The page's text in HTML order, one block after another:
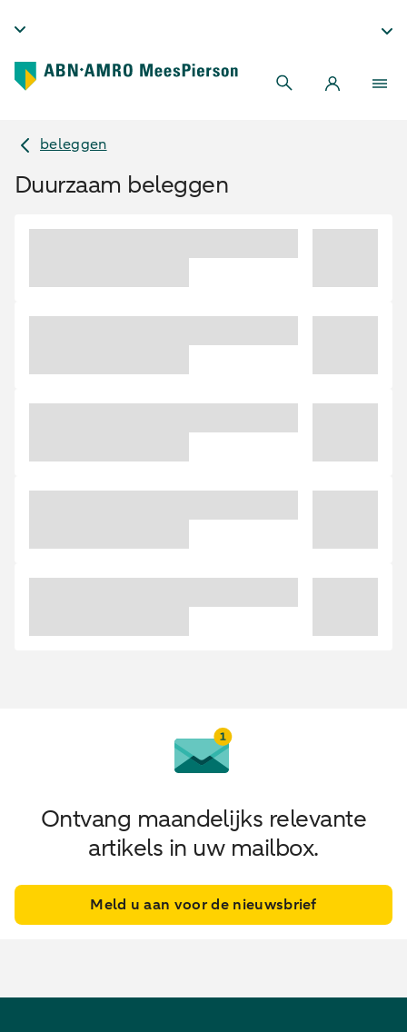
beleggen
Duurzaam beleggen
Ontvang maandelijks relevante
artikels in uw mailbox.
Meld u aan voor de nieuwsbrief